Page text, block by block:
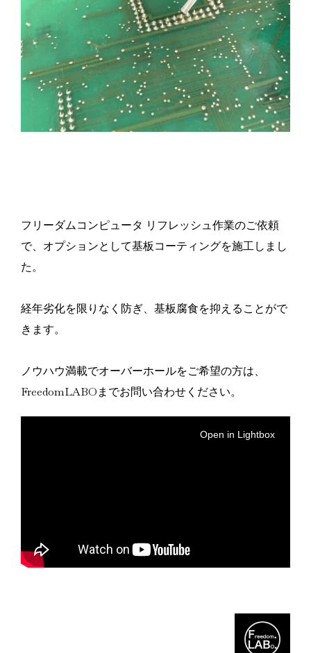
フリーダムコンピュータ リフレッシュ作業のご依頼
で、オプションとして基板コーティングを施工しまし
た。
経年劣化を限りなく防ぎ、基板腐食を抑えることがで
きます。
ノウハウ満載でオーバーホールをご希望の方は、
FreedomLABOまでお問い合わせください。
Open in Lightbox